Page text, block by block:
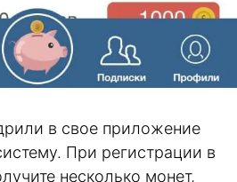
в свое приложение
При регистрации в
несколько монет,